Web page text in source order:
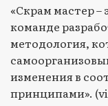
«Скрам мастер
команде
методология,
изменения в
принципами».